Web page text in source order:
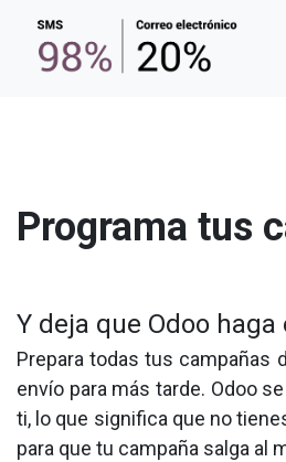
Programa tus
Y deja que Odoo
Prepara todas tus campañas
envío para más tarde. Odoo
ti, lo que significa que no
para que tu campaña salga al